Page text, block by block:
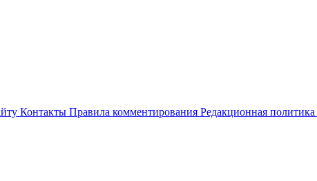
Контакты Правила комментирования Редакционная политика